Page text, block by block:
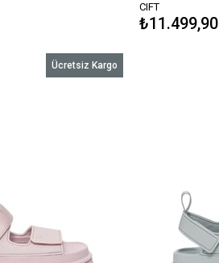
CIFT
₺11.499,90
Ücretsiz Kargo